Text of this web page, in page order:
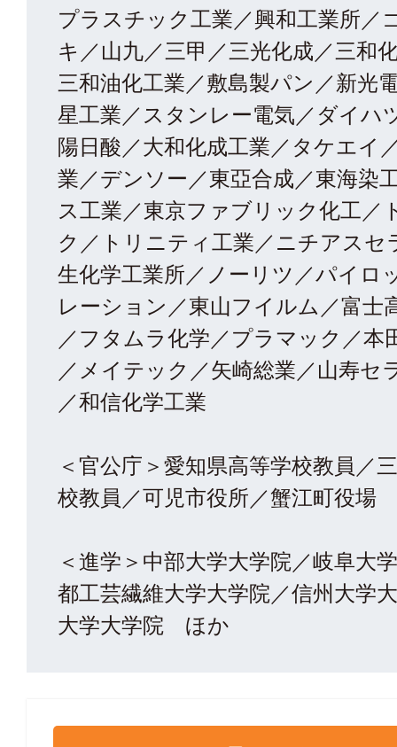
プラスチック工業／興和工業所／
キ／山九／三甲／三光化成／三和
三和油化工業／敷島製パン／新光
星工業／スタンレー電気／ダイハ
陽日酸／大和化成工業／タケエイ
業／デンソー／東亞合成／東海染
ス工業／東京ファブリック化工／
ク／トリニティ工業／ニチアスセ
生化学工業所／ノーリツ／パイロ
レーション／東山フイルム／富士
／フタムラ化学／プラマック／本
／メイテック／矢崎総業／山寿セ
／和信化学工業
＜官公庁＞愛知県高等学校教員／
校教員／可児市役所／蟹江町役場
＜進学＞中部大学大学院／岐阜大
都工芸繊維大学大学院／信州大学
大学大学院 ほか